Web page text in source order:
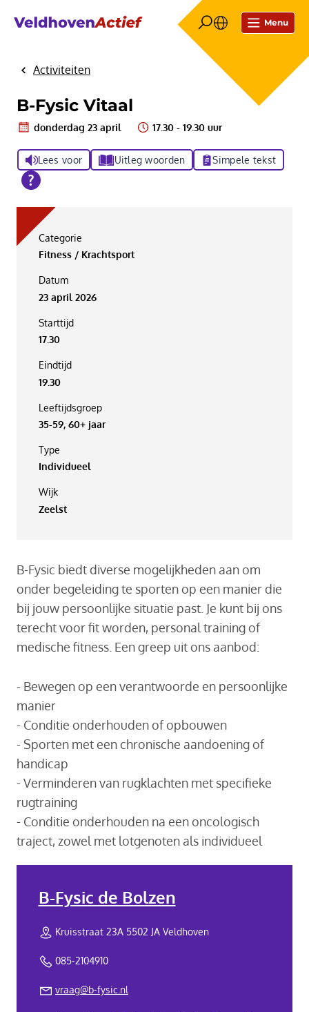
Menu
HomeActiviteiten
B-Fysic Vitaal
donderdag 23 april 17.30 - 19.30 uur
Lees voor Uitleg woorden Simpele tekst
Categorie
Fitness / Krachtsport
Datum
23 april 2026
Starttijd
17.30
Eindtijd
19.30
Leeftijdsgroep
35-59, 60+ jaar
Type
Individueel
Wijk
Zeelst
B-Fysic biedt diverse mogelijkheden aan om
onder begeleiding te sporten op een manier die
bij jouw persoonlijke situatie past. Je kunt bij ons
terecht voor fit worden, personal training of
medische fitness. Een greep uit ons aanbod:
- Bewegen op een verantwoorde en persoonlijke
manier
- Conditie onderhouden of opbouwen
- Sporten met een chronische aandoening of
handicap
- Verminderen van rugklachten met specifieke
rugtraining
- Conditie onderhouden na een oncologisch
traject, zowel met lotgenoten als individueel
B-Fysic de Bolzen
Kruisstraat 23A 5502 JA Veldhoven
085-2104910
vraag@b-fysic.nl